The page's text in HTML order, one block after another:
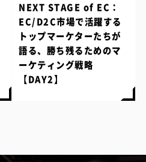
NEXT STAGE of EC：
EC/D2C市場で活躍する
トップマーケターたちが
語る、勝ち残るためのマ
ーケティング戦略
【DAY2】